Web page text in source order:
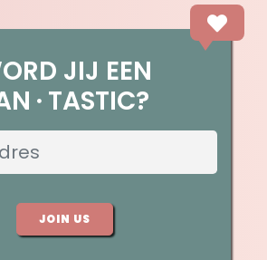
JIJ EEN
TASTIC?
JOIN US